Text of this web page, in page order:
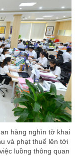
hàng nghìn tờ khai
và phạt thuế lên tới
luồng thông quan